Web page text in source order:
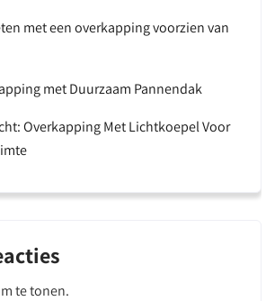
met een overkapping voorzien van
met Duurzaam Pannendak
Overkapping Met Lichtkoepel Voor
te tonen.